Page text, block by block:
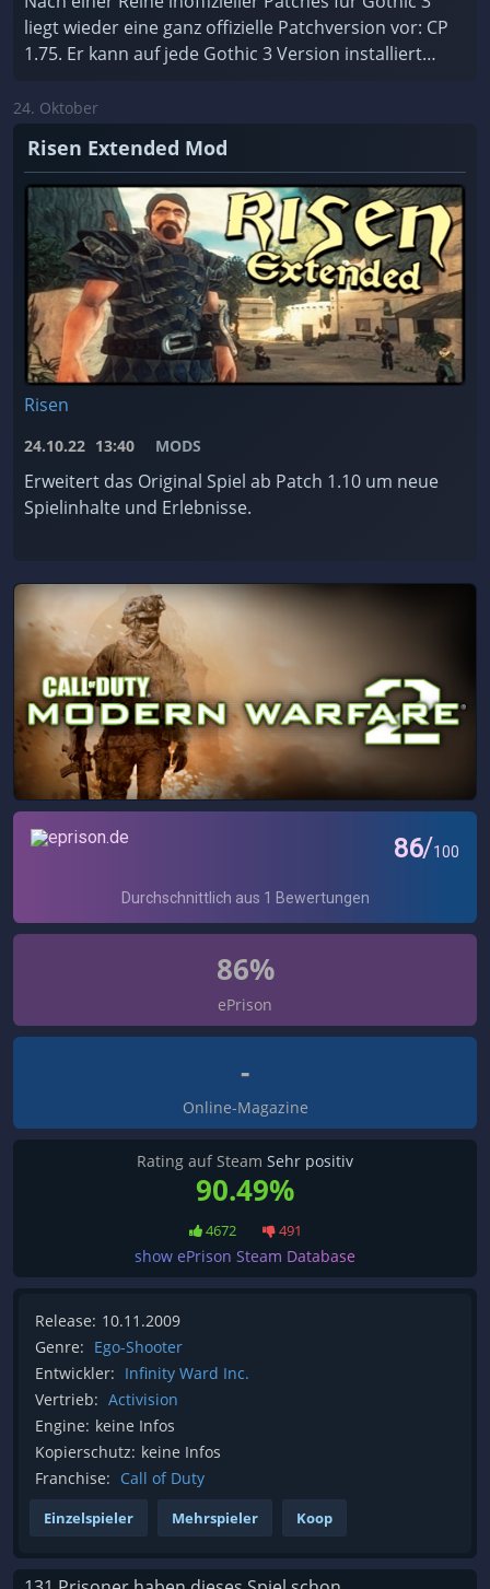
liegt wieder eine ganz offizielle Patchversion vor: CP
1.75. Er kann auf jede Gothic 3 Version installiert
24. Oktober
Risen Extended Mod
Risen
24.10.22 13:40 MODS
Erweitert das Original Spiel ab Patch 1.10 um neue
Spielinhalte und Erlebnisse.
86%
ePrison
-
Online-Magazine
Rating auf Steam Sehr positiv
90.49%
4672 491
show ePrison Steam Database
Release: 10.11.2009
Genre: Ego-Shooter
Entwickler: Infinity Ward Inc.
Vertrieb: Activision
Engine: keine Infos
Kopierschutz: keine Infos
Franchise: Call of Duty
Einzelspieler Mehrspieler Koop